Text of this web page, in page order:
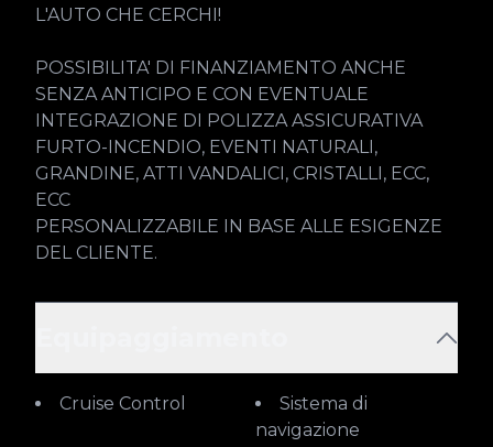
L'AUTO CHE CERCHI!
POSSIBILITA' DI FINANZIAMENTO ANCHE
SENZA ANTICIPO E CON EVENTUALE
INTEGRAZIONE DI POLIZZA ASSICURATIVA
FURTO-INCENDIO, EVENTI NATURALI,
GRANDINE, ATTI VANDALICI, CRISTALLI, ECC,
ECC
PERSONALIZZABILE IN BASE ALLE ESIGENZE
DEL CLIENTE.
Cruise Control
Sistema di
navigazione